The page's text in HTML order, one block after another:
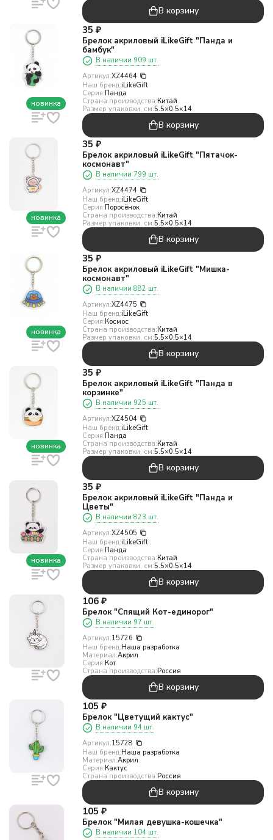
В корзину
новинка
35 ₽
Брелок акриловый iLikeGift "Панда и
бамбук"
В наличии 909 шт.
Артикул:XZ4464
Наш бренд:iLikeGift
Серия:Панда
Страна производства:Китай
Размер упаковки, см:5.5×0.5×14
В корзину
новинка
35 ₽
Брелок акриловый iLikeGift "Пятачок-
космонавт"
В наличии 799 шт.
Артикул:XZ4474
Наш бренд:iLikeGift
Серия:Поросёнок
Страна производства:Китай
Размер упаковки, см:5.5×0.5×14
В корзину
новинка
35 ₽
Брелок акриловый iLikeGift "Мишка-
космонавт"
В наличии 882 шт.
Артикул:XZ4475
Наш бренд:iLikeGift
Серия:Космос
Страна производства:Китай
Размер упаковки, см:5.5×0.5×14
В корзину
новинка
35 ₽
Брелок акриловый iLikeGift "Панда в
корзинке"
В наличии 925 шт.
Артикул:XZ4504
Наш бренд:iLikeGift
Серия:Панда
Страна производства:Китай
Размер упаковки, см:5.5×0.5×14
В корзину
новинка
35 ₽
Брелок акриловый iLikeGift "Панда и
Цветы"
В наличии 823 шт.
Артикул:XZ4505
Наш бренд:iLikeGift
Серия:Панда
Страна производства:Китай
Размер упаковки, см:5.5×0.5×14
В корзину
106 ₽
Брелок "Спящий Кот-единорог"
В наличии 97 шт.
Артикул:15726
Наш бренд:Наша разработка
Материал:Акрил
Серия:Кот
Страна производства:Россия
В корзину
105 ₽
Брелок "Цветущий кактус"
В наличии 94 шт.
Артикул:15728
Наш бренд:Наша разработка
Материал:Акрил
Серия:Кактус
Страна производства:Россия
В корзину
105 ₽
Брелок "Милая девушка-кошечка"
В наличии 104 шт.